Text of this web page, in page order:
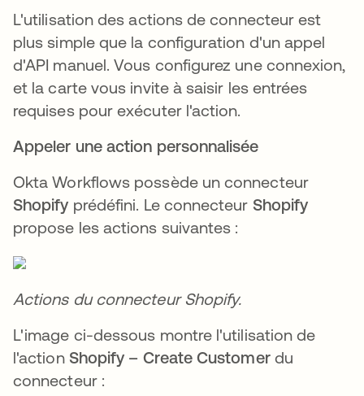
L'utilisation des actions de connecteur est
plus simple que la configuration d'un appel
d'API manuel. Vous configurez une connexion,
et la carte vous invite à saisir les entrées
requises pour exécuter l'action.
Appeler une action personnalisée
Okta Workflows possède un connecteur
Shopify prédéfini. Le connecteur Shopify
propose les actions suivantes :
Actions du connecteur Shopify.
L'image ci-dessous montre l'utilisation de
l'action Shopify – Create Customerdu
connecteur :